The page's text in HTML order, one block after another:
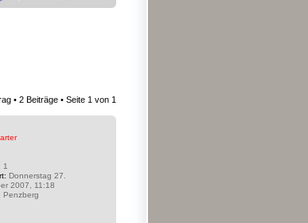
• 2 Beiträge • Seite 1 von 1
1
Donnerstag 27.
2007, 11:18
Penzberg